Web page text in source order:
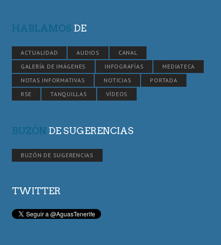
HABLAMOS DE
ACTUALIDAD AUDIOS
CANAL
GALERÍA DE IMÁGENES
INFOGRAFÍAS
MEDIATECA
NOTAS INFORMATIVAS
NOTICIAS
PORTADA
RSE
TANQUILLAS VÍDEOS
BUZÓN DE SUGERENCIAS
BUZÓN DE SUGERENCIAS
TWITTER